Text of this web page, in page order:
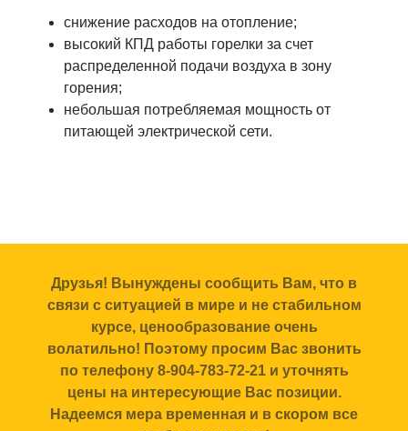
снижение расходов на отопление;
высокий КПД работы горелки за счет
распределенной подачи воздуха в зону
горения;
небольшая потребляемая мощность от
питающей электрической сети.
Друзья! Вынуждены сообщить Вам, что в
связи с ситуацией в мире и не стабильном
курсе, ценообразование очень
волатильно! Поэтому просим Вас звонить
по телефону 8-904-783-72-21 и уточнять
цены на интересующие Вас позиции.
Надеемся мера временная и в скором все